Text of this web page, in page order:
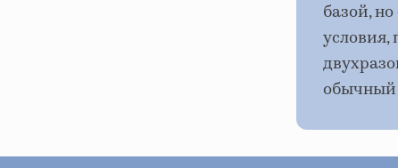
базой,
условия,
обычный